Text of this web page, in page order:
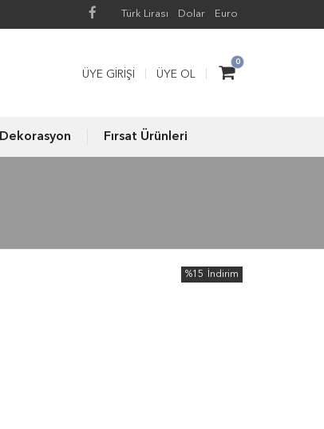
Türk Lirası Dolar Euro
0
ÜYE GIRIŞI ÜYE OL
Dekorasyon Fırsat Ürünleri
%15 İndirim